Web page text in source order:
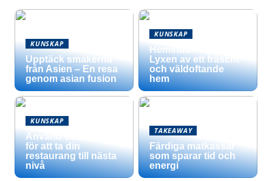
KUNSKAP
Upptäck smakerna
från Asien – En resa
genom asian fusion
KUNSKAP
Hemstädning –
Lyxen av ett fräscht
och väldoftande
hem
KUNSKAP
Använd dessa tips
för att ta din
restaurang till nästa
nivå
TAKEAWAY
Färdiga matkassar
som sparar tid och
energi